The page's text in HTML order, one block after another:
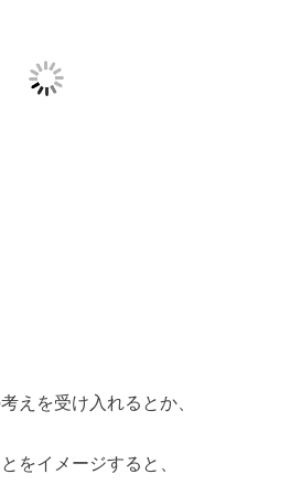
えを受け入れるとか、
をイメージすると、